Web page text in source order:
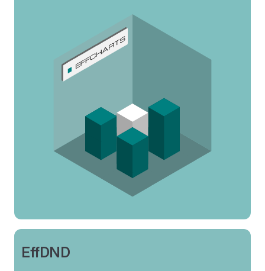
EffDND